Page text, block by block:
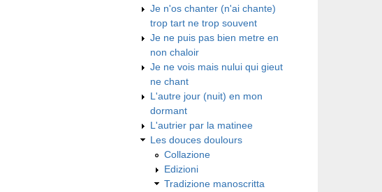
Je n'os chanter (n'ai chante)
trop tart ne trop souvent
Je ne puis pas bien metre en
non chaloir
Je ne vois mais nului qui gieut
ne chant
L'autre jour (nuit) en mon
dormant
L'autrier par la matinee
Les douces doulours
Collazione
Edizioni
Tradizione manoscritta